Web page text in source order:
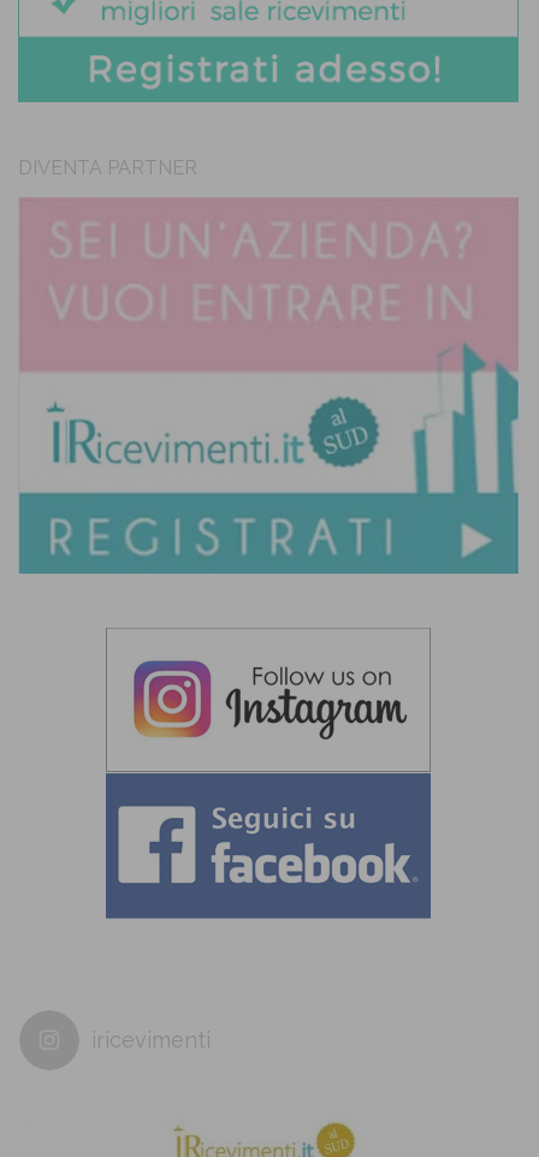
DIVENTA PARTNER
iricevimenti